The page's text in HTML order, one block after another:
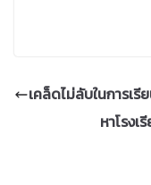
เคล็ดไม่ลับในการเรี
หาโรงเ